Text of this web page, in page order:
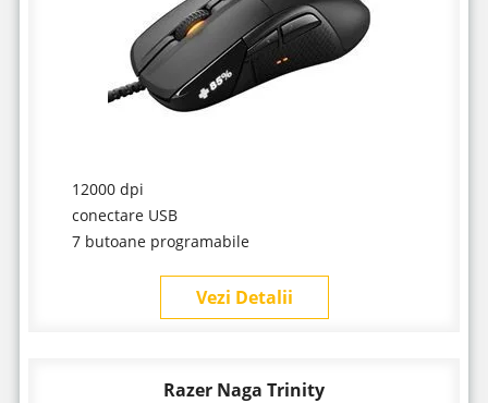
12000 dpi
conectare USB
7 butoane programabile
Vezi Detalii
Razer Naga Trinity